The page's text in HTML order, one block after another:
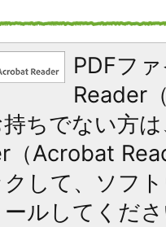
PDFフ
Reader
ちでない方
（Acrobat
クして、ソフ
ルしてくださ